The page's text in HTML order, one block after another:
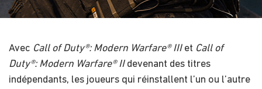
Avec Call of Duty®: Modern Warfare® IIIet Call of
Duty®: Modern Warfare® IIdevenant des titres
indépendants, les joueurs qui réinstallent l’un ou l’autre